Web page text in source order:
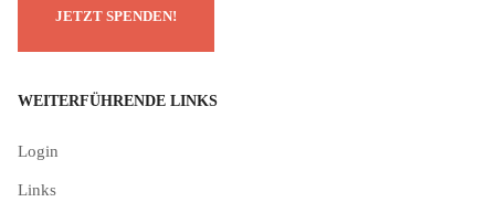
WEITERFÜHRENDE LINKS
Login
Links